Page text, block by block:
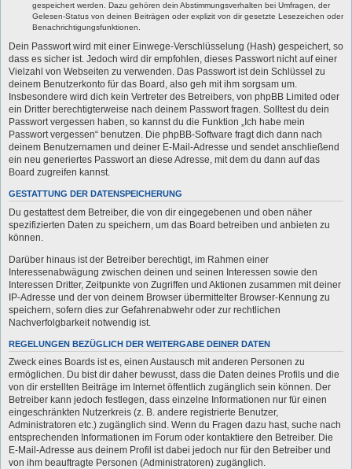
gespeichert werden. Dazu gehören dein Abstimmungsverhalten bei Umfragen, der
Gelesen-Status von deinen Beiträgen oder explizit von dir gesetzte Lesezeichen oder
Benachrichtigungsfunktionen.
Dein Passwort wird mit einer Einwege-Verschlüsselung (Hash) gespeichert, so
dass es sicher ist. Jedoch wird dir empfohlen, dieses Passwort nicht auf einer
Vielzahl von Webseiten zu verwenden. Das Passwort ist dein Schlüssel zu
deinem Benutzerkonto für das Board, also geh mit ihm sorgsam um.
Insbesondere wird dich kein Vertreter des Betreibers, von phpBB Limited oder
ein Dritter berechtigterweise nach deinem Passwort fragen. Solltest du dein
Passwort vergessen haben, so kannst du die Funktion „Ich habe mein
Passwort vergessen“ benutzen. Die phpBB-Software fragt dich dann nach
deinem Benutzernamen und deiner E-Mail-Adresse und sendet anschließend
ein neu generiertes Passwort an diese Adresse, mit dem du dann auf das
Board zugreifen kannst.
GESTATTUNG DER DATENSPEICHERUNG
Du gestattest dem Betreiber, die von dir eingegebenen und oben näher
spezifizierten Daten zu speichern, um das Board betreiben und anbieten zu
können.
Darüber hinaus ist der Betreiber berechtigt, im Rahmen einer
Interessenabwägung zwischen deinen und seinen Interessen sowie den
Interessen Dritter, Zeitpunkte von Zugriffen und Aktionen zusammen mit deiner
IP-Adresse und der von deinem Browser übermittelter Browser-Kennung zu
speichern, sofern dies zur Gefahrenabwehr oder zur rechtlichen
Nachverfolgbarkeit notwendig ist.
REGELUNGEN BEZÜGLICH DER WEITERGABE DEINER DATEN
Zweck eines Boards ist es, einen Austausch mit anderen Personen zu
ermöglichen. Du bist dir daher bewusst, dass die Daten deines Profils und die
von dir erstellten Beiträge im Internet öffentlich zugänglich sein können. Der
Betreiber kann jedoch festlegen, dass einzelne Informationen nur für einen
eingeschränkten Nutzerkreis (z. B. andere registrierte Benutzer,
Administratoren etc.) zugänglich sind. Wenn du Fragen dazu hast, suche nach
entsprechenden Informationen im Forum oder kontaktiere den Betreiber. Die
E-Mail-Adresse aus deinem Profil ist dabei jedoch nur für den Betreiber und
von ihm beauftragte Personen (Administratoren) zugänglich.